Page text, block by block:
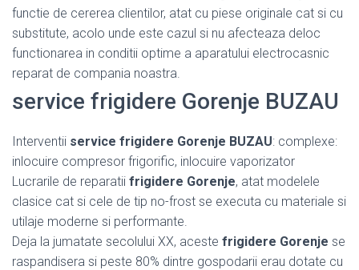
functie de cererea clientilor, atat cu piese originale cat si cu
substitute, acolo unde este cazul si nu afecteaza deloc
functionarea in conditii optime a aparatului electrocasnic
reparat de compania noastra.
service frigidere Gorenje BUZAU
Interventii service frigidere Gorenje BUZAU: complexe:
inlocuire compresor frigorific, inlocuire vaporizator
Lucrarile de reparatii frigidere Gorenje, atat modelele
clasice cat si cele de tip no-frost se executa cu materiale si
utilaje moderne si performante.
Deja la jumatate secolului XX, aceste frigidere Gorenje se
raspandisera si peste 80% dintre gospodarii erau dotate cu